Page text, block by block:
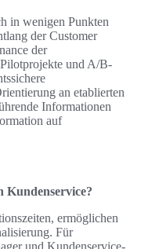
in wenigen Punkten
der Customer
der
und A/B-
an etablierten
Informationen
auf
Kundenservice?
ermöglichen
Für